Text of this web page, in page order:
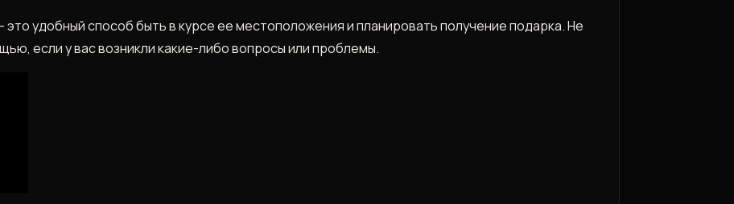
удобный способ быть в курсе ее местоположения и планировать получение подарка. Не
если у вас возникли какие-либо вопросы или проблемы.